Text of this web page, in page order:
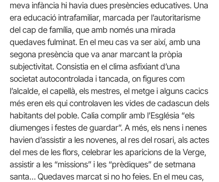
meva infància hi havia dues presències educatives. Una
era educació intrafamiliar, marcada per l’autoritarisme
del cap de família, que amb només una mirada
quedaves fulminat. En el meu cas va ser així, amb una
segona presència que va anar marcant la pròpia
subjectivitat. Consistia en el clima asfixiant d’una
societat autocontrolada i tancada, on figures com
l’alcalde, el capellà, els mestres, el metge i alguns cacics
més eren els qui controlaven les vides de cadascun dels
habitants del poble. Calia complir amb l’Església “els
diumenges i festes de guardar”. A més, els nens i nenes
havien d’assistir a les novenes, al res del rosari, als actes
del mes de les flors, celebrar les aparicions de la Verge,
assistir a les “missions” i les “prèdiques” de setmana
santa… Quedaves marcat si no ho feies. En el meu cas,